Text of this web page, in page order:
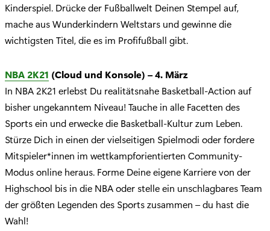
Kinderspiel. Drücke der Fußballwelt Deinen Stempel auf,
mache aus Wunderkindern Weltstars und gewinne die
wichtigsten Titel, die es im Profifußball gibt.
NBA 2K21 (Cloud und Konsole) – 4. März
In NBA 2K21 erlebst Du realitätsnahe Basketball-Action auf
bisher ungekanntem Niveau! Tauche in alle Facetten des
Sports ein und erwecke die Basketball-Kultur zum Leben.
Stürze Dich in einen der vielseitigen Spielmodi oder fordere
Mitspieler*innen im wettkampforientierten Community-
Modus online heraus. Forme Deine eigene Karriere von der
Highschool bis in die NBA oder stelle ein unschlagbares Team
der größten Legenden des Sports zusammen – du hast die
Wahl!